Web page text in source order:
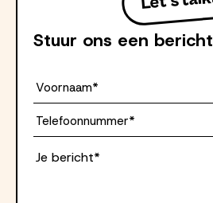
Stuur ons een bericht
Voornaam*
Telefoon*